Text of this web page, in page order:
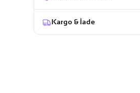
Kargo & İade